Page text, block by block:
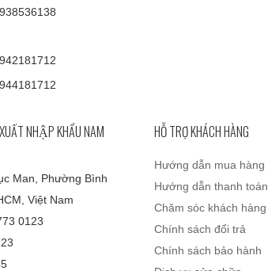
NHẬP KHẨU NAM
Man, Phường Bình
Việt Nam
0123
HỖ TRỢ KHÁCH HÀNG
Hướng dẫn mua hàng
Hướng dẫn thanh toán
Chăm sóc khách hàng
Chính sách đổi trả
Chính sách bảo hành